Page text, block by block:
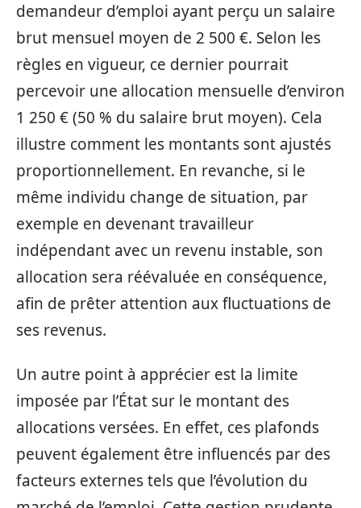
demandeur d’emploi ayant perçu un salaire
brut mensuel moyen de 2 500 €. Selon les
règles en vigueur, ce dernier pourrait
percevoir une allocation mensuelle d’environ
1 250 € (50 % du salaire brut moyen). Cela
illustre comment les montants sont ajustés
proportionnellement. En revanche, si le
même individu change de situation, par
exemple en devenant travailleur
indépendant avec un revenu instable, son
allocation sera réévaluée en conséquence,
afin de prêter attention aux fluctuations de
ses revenus.
Un autre point à apprécier est la limite
imposée par l’État sur le montant des
allocations versées. En effet, ces plafonds
peuvent également être influencés par des
facteurs externes tels que l’évolution du